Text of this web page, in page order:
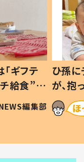
ギフテ
給食”を
和の親
編集部
ひ孫
が、
「涙が
い」